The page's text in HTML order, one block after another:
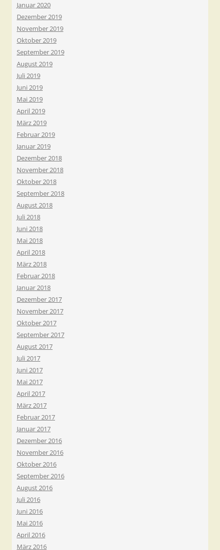
Januar 2020
Dezember 2019
November 2019
Oktober 2019
September 2019
August 2019
Juli 2019
Juni 2019
Mai 2019
April 2019
März 2019
Februar 2019
Januar 2019
Dezember 2018
November 2018
Oktober 2018
September 2018
August 2018
Juli 2018
Juni 2018
Mai 2018
April 2018
März 2018
Februar 2018
Januar 2018
Dezember 2017
November 2017
Oktober 2017
September 2017
August 2017
Juli 2017
Juni 2017
Mai 2017
April 2017
März 2017
Februar 2017
Januar 2017
Dezember 2016
November 2016
Oktober 2016
September 2016
August 2016
Juli 2016
Juni 2016
Mai 2016
April 2016
März 2016